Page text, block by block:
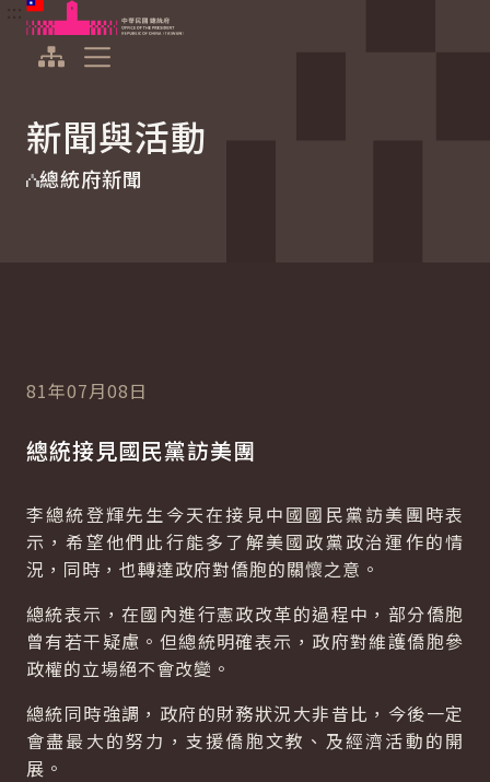
跳到主要內容
中華民國總統府
新聞與活動
總統府新聞
81年07月08日
總統接見國民黨訪美團
李總統登輝先生今天在接見中國國民黨訪美團時表
示，希望他們此行能多了解美國政黨政治運作的情
況，同時，也轉達政府對僑胞的關懷之意。
總統表示，在國內進行憲政改革的過程中，部分僑胞
曾有若干疑慮。但總統明確表示，政府對維護僑胞參
政權的立場絕不會改變。
總統同時強調，政府的財務狀況大非昔比，今後一定
會盡最大的努力，支援僑胞文教、及經濟活動的開
展。